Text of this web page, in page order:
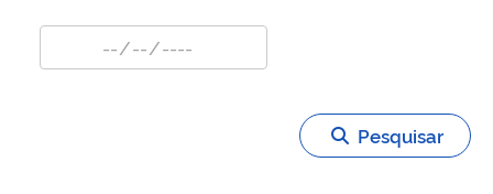
Pesquisar